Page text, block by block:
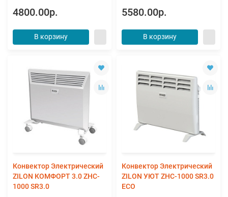
4800.00р.
В корзину
5580.00р.
В корзину
Конвектор Электрический
ZILON КОМФОРТ 3.0 ZHC-
1000 SR3.0
Конвектор Электрический
ZILON УЮТ ZHC-1000 SR3.0
ECO